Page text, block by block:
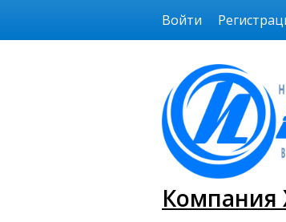
Размер шрифта
Компания
Войти